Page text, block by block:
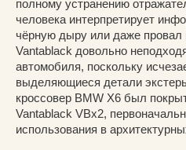
полному устранению
человека интерпретирует
чёрную дыру или даже провал
Vantablack довольно
автомобиля, поскольку
выделяющиеся детали
кроссовер BMW X6 был
Vantablack VBx2,
использования в